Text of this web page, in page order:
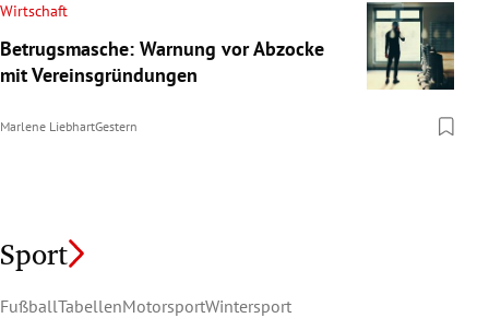
Wirtschaft
Betrugsmasche: Warnung vor Abzocke
mit Vereinsgründungen
Marlene LiebhartGestern
Sport
FußballTabellenMotorsportWintersport